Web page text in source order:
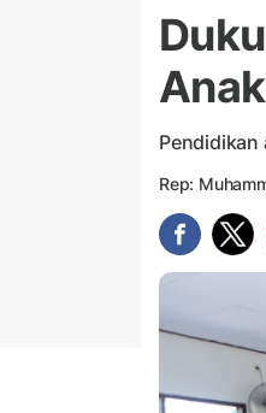
Pendidikan
Rep: